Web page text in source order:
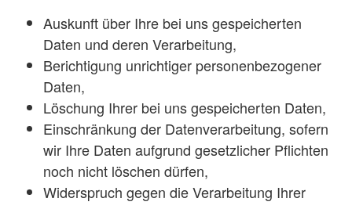
Auskunft über Ihre bei uns gespeicherten
Daten und deren Verarbeitung,
Berichtigung unrichtiger personenbezogener
Daten,
Löschung Ihrer bei uns gespeicherten Daten,
Einschränkung der Datenverarbeitung, sofern
wir Ihre Daten aufgrund gesetzlicher Pflichten
noch nicht löschen dürfen,
Widerspruch gegen die Verarbeitung Ihrer